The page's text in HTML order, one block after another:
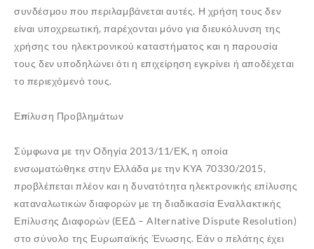
συνδέσμου που περιλαμβάνεται αυτές. Η χρήση τους δεν
είναι υποχρεωτική, παρέχονται μόνο για διευκόλυνση της
χρήσης του ηλεκτρονικού καταστήματος και η παρουσία
τους δεν υποδηλώνει ότι η επιχείρηση εγκρίνει ή αποδέχεται
το περιεχόμενό τους.
Επίλυση Προβλημάτων
Σύμφωνα με την Οδηγία 2013/11/ΕΚ, η οποία
ενσωματώθηκε στην Ελλάδα με την ΚΥΑ 70330/2015,
προβλέπεται πλέον και η δυνατότητα ηλεκτρονικής επίλυσης
καταναλωτικών διαφορών με τη διαδικασία Εναλλακτικής
Επίλυσης Διαφορών (ΕΕΔ – Alternative Dispute Resolution)
στο σύνολο της Ευρωπαϊκής Ένωσης. Εάν ο πελάτης έχει